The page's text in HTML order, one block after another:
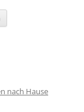
nach Hause